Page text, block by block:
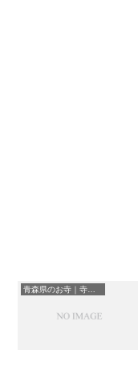
青森県のお寺｜寺院一覧